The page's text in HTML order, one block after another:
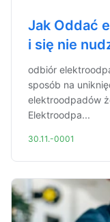
Jak Oddać
i się nie
odbiór
sposób na
elektroodpadów
Elektroodpa...
30.11.-0001